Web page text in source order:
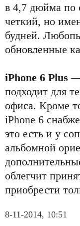
в 4,7 дюйма по
четкий, но
будней.
обновленные
iPhone 6 Plus —
подходит для
офиса. Кроме
iPhone 6
это есть и у
альбомной
облегчит
приобрести
8-11-2014, 10:51